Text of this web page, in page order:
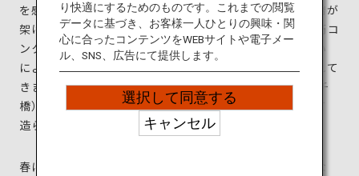
を感じられる風情豊かな町です。市内を流れる錦川に橋が
架けられたのは1673年のこと。2度の流失を経て、鉄筋コ
ンクリートで再建する案も出ましたが、市民の強い思い
によって現在に至るまで錦帯橋は木造の橋として守られて
きました。リズミカルな5連の構造（中央の3連はアーチ
橋）は世界に例はなく、独自に発展した技術を結集して
造られています。
春には桜と橋のコントラストが美しく、夏には伝統的な
り快適にするためのものです。これまでの閲覧
データに基づき、お客様一人ひとりの興味・関
心に合ったコンテンツをWEBサイトや電子メー
ル、SNS、広告にて提供します。
選択して同意する
キャンセル